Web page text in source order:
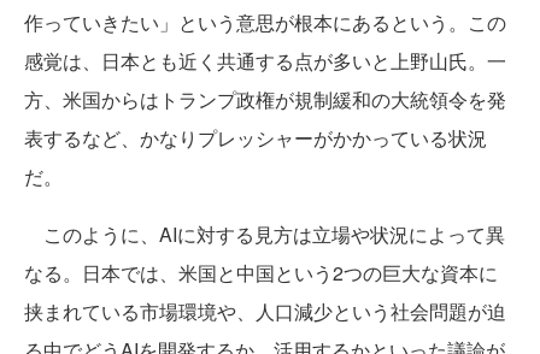
作っていきたい」という意思が根本にあるという。この
感覚は、日本とも近く共通する点が多いと上野山氏。一
方、米国からはトランプ政権が規制緩和の大統領令を発
表するなど、かなりプレッシャーがかかっている状況
だ。
このように、AIに対する見方は立場や状況によって異
なる。日本では、米国と中国という2つの巨大な資本に
挟まれている市場環境や、人口減少という社会問題が迫